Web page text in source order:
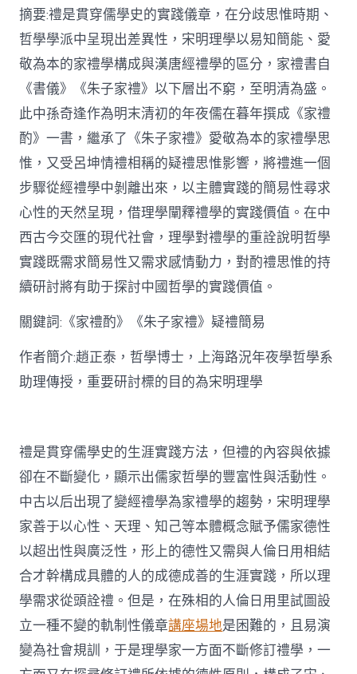
空
間】
從
簡
化
禮
制
到
道
理
天
然：
孫
奇
逢
酌
禮
思
中
摘要:禮是貫穿儒學史的實踐儀章，在分歧思惟時期、
哲學學派中呈現出差異性，宋明理學以易知簡能、愛
敬為本的家禮學構成與漢唐經禮學的區分，家禮書自
《書儀》《朱子家禮》以下層出不窮，至明清為盛。
此中孫奇逢作為明末清初的年夜儒在暮年撰成《家禮
酌》一書，繼承了《朱子家禮》愛敬為本的家禮學思
惟，又受呂坤情禮相稱的疑禮思惟影響，將禮進一個
步驟從經禮學中剝離出來，以主體實踐的簡易性尋求
心性的天然呈現，借理學闡釋禮學的實踐價值。在中
西古今交匯的現代社會，理學對禮學的重詮說明哲學
實踐既需求簡易性又需求感情動力，對酌禮思惟的持
續研討將有助于探討中國哲學的實踐價值。
關鍵詞:《家禮酌》《朱子家禮》疑禮簡易
作者簡介:趙正泰，哲學博士，上海路況年夜學哲學系
助理傳授，重要研討標的目的為宋明理學
禮是貫穿儒學史的生涯實踐方法，但禮的內容與依據
卻在不斷變化，顯示出儒家哲學的豐富性與活動性。
中古以后出現了變經禮學為家禮學的趨勢，宋明理學
家善于以心性、天理、知己等本體概念賦予儒家德性
以超出性與廣泛性，形上的德性又需與人倫日用相結
合才幹構成具體的人的成德成善的生涯實踐，所以理
學需求從頭詮禮。但是，在殊相的人倫日用里試圖設
立一種不變的軌制性儀章講座場地是困難的，且易演
變為社會規訓，于是理學家一方面不斷修訂禮學，一